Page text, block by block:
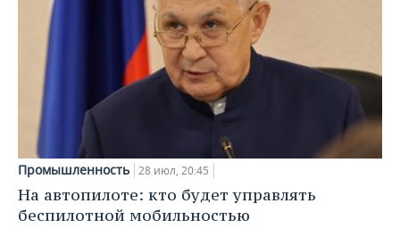
Промышленность 28 июл, 20:45
На автопилоте: кто будет управлять
беспилотной мобильностью